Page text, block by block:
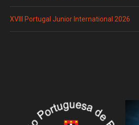
XVIII Portugal Junior International 2026